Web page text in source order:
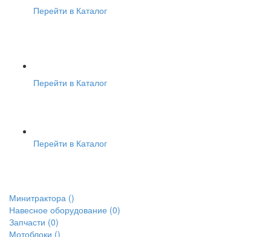
Перейти в Каталог
Перейти в Каталог
Перейти в Каталог
Минитрактора ()
Навесное оборудование (0)
Запчасти (0)
Мотоблоки ()